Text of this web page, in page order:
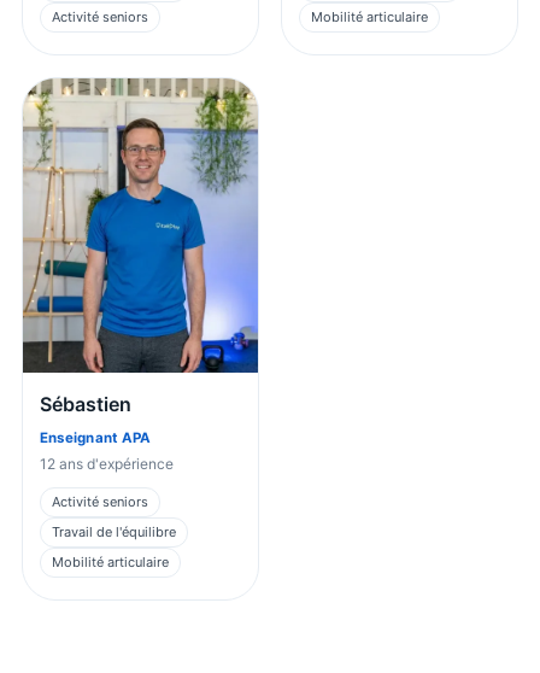
Activité seniors
Mobilité articulaire
Sébastien
Enseignant APA
12 ans d'expérience
Activité seniors
Travail de l'équilibre
Mobilité articulaire